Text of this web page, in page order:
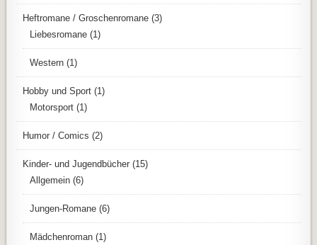
Heftromane / Groschenromane (3)
Liebesromane (1)
Western (1)
Hobby und Sport (1)
Motorsport (1)
Humor / Comics (2)
Kinder- und Jugendbücher (15)
Allgemein (6)
Jungen-Romane (6)
Mädchenroman (1)